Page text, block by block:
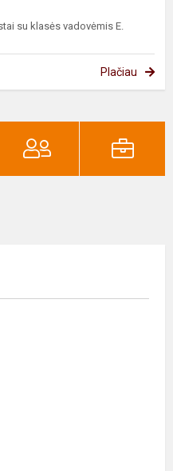
su klasės vadovėmis E.
Plačiau